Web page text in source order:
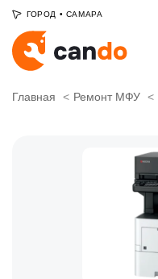
ГОРОД • САМАРА
Главная Ремонт МФУ